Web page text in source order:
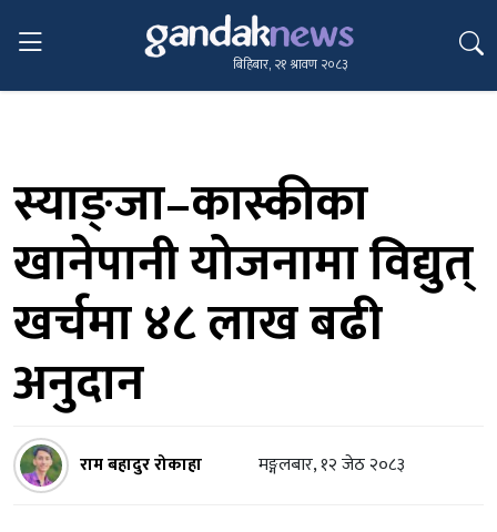
बिहिबार, २१ श्रावण २०८३
स्याङ्जा–कास्कीका
खानेपानी योजनामा विद्युत्
खर्चमा ४८ लाख बढी
अनुदान
राम बहादुर रोकाहा मङ्गलबार, १२ जेठ २०८३